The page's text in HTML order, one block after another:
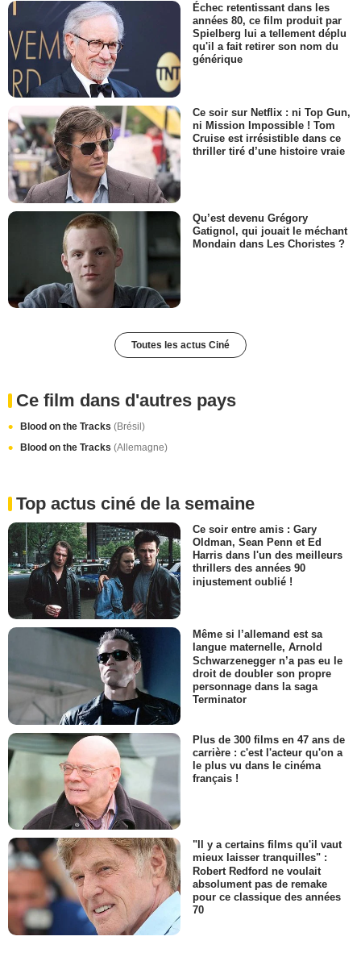
Échec retentissant dans les
années 80, ce film produit par
Spielberg lui a tellement déplu
qu'il a fait retirer son nom du
générique
Ce soir sur Netflix : ni Top Gun,
ni Mission Impossible ! Tom
Cruise est irrésistible dans ce
thriller tiré d’une histoire vraie
Qu’est devenu Grégory
Gatignol, qui jouait le méchant
Mondain dans Les Choristes ?
Toutes les actus Ciné
Ce film dans d'autres pays
Blood on the Tracks (Brésil)
Blood on the Tracks (Allemagne)
Top actus ciné de la semaine
Ce soir entre amis : Gary
Oldman, Sean Penn et Ed
Harris dans l'un des meilleurs
thrillers des années 90
injustement oublié !
Même si l’allemand est sa
langue maternelle, Arnold
Schwarzenegger n’a pas eu le
droit de doubler son propre
personnage dans la saga
Terminator
Plus de 300 films en 47 ans de
carrière : c'est l'acteur qu'on a
le plus vu dans le cinéma
français !
"Il y a certains films qu'il vaut
mieux laisser tranquilles" :
Robert Redford ne voulait
absolument pas de remake
pour ce classique des années
70